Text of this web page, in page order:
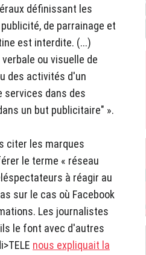
définissant les
de parrainage et
est interdite. (...)
ou visuelle de
des activités d'un
services dans des
un but publicitaire" ».
citer les marques
le terme « réseau
à réagir au
sur le cas où Facebook
Les journalistes
le font avec d'autres
nous expliquait la